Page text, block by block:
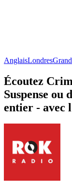
AnglaisLondres
Écoutez
Suspense ou
entier - avec